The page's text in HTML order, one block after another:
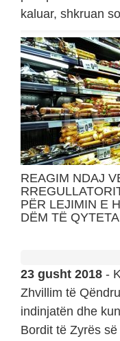
kaluar, shkruan
REAGIM NDAJ
PËR LEJIMIN E
DËM TË
23 gusht 2018 -
Zhvillim të
indinjatën dhe
Bordit të Zyrës